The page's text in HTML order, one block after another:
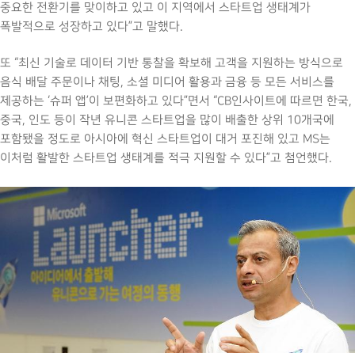
중요한 전환기를 맞이하고 있고 이 지역에서 스타트업 생태계가
폭발적으로 성장하고 있다”고 말했다.
또 “최신 기술로 데이터 기반 통찰을 확보해 고객을 지원하는 방식으로
음식 배달 주문이나 채팅, 소셜 미디어 활용과 금융 등 모든 서비스를
제공하는 ‘슈퍼 앱’이 보편화하고 있다”면서 “CB인사이트에 따르면 한국,
중국, 인도 등이 작년 유니콘 스타트업을 많이 배출한 상위 10개국에
포함됐을 정도로 아시아에 혁신 스타트업이 대거 포진해 있고 MS는
이처럼 활발한 스타트업 생태계를 적극 지원할 수 있다”고 첨언했다.